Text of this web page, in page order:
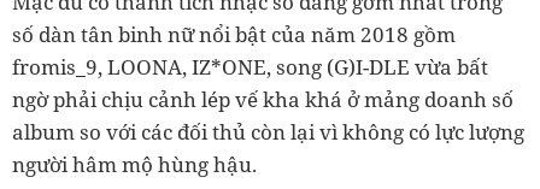
số dàn tân binh nữ nổi bật của năm 2018 gồm
fromis_9, LOONA, IZ*ONE, song (G)I-DLE vừa bất
ngờ phải chịu cảnh lép vế kha khá ở mảng doanh số
album so với các đối thủ còn lại vì không có lực lượng
người hâm mộ hùng hậu.